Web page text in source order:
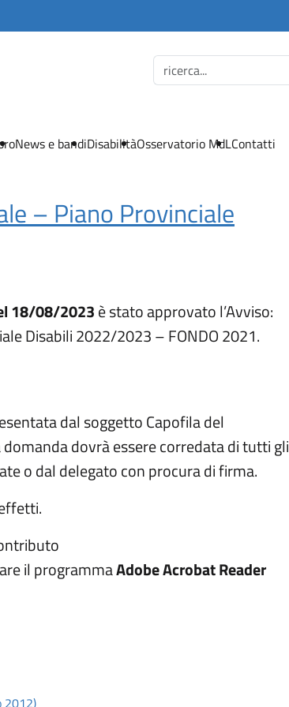
News e bandiDisabilitàOsservatorio MdLContatti
– Piano Provinciale
18/08/2023è stato approvato l’Avviso:
Disabili 2022/2023 – FONDO 2021.
dal soggetto Capofila del
domanda dovrà essere corredata di tutti gli
o dal delegato con procura di firma.
il programmaAdobe Acrobat Reader
2012)